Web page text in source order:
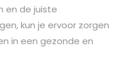
en de juiste
kun je ervoor zorgen
in een gezonde en